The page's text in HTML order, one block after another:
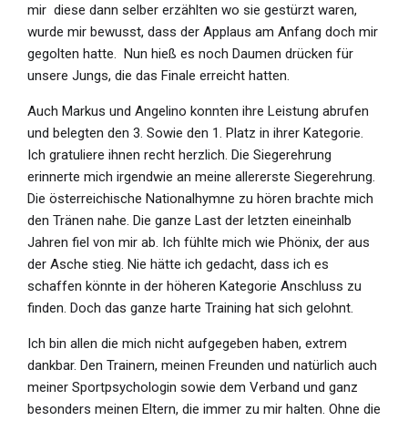
mir diese dann selber erzählten wo sie gestürzt waren,
wurde mir bewusst, dass der Applaus am Anfang doch mir
gegolten hatte.
Nun hieß es noch Daumen drücken für
unsere Jungs, die das Finale erreicht hatten.
Auch Markus und Angelino konnten ihre Leistung abrufen
und belegten den 3. Sowie den 1. Platz in ihrer Kategorie.
Ich gratuliere ihnen recht herzlich. Die Siegerehrung
erinnerte mich irgendwie an meine allererste Siegerehrung.
Die österreichische Nationalhymne zu hören brachte mich
den Tränen nahe. Die ganze Last der letzten eineinhalb
Jahren fiel von mir ab. Ich fühlte mich wie Phönix, der aus
der Asche stieg. Nie hätte ich gedacht, dass ich es
schaffen könnte in der höheren Kategorie Anschluss zu
finden. Doch das ganze harte Training hat sich gelohnt.
Ich bin allen die mich nicht aufgegeben haben, extrem
dankbar. Den Trainern, meinen Freunden und natürlich auch
meiner Sportpsychologin sowie dem Verband und ganz
besonders meinen Eltern, die immer zu mir halten. Ohne die